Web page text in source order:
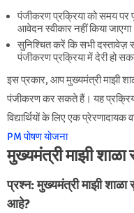
पंजीकरण प्रक्रिया को समय पर
आवेदन स्वीकार नहीं किया
सुनिश्चित करें कि सभी दस्तावेज़
पंजीकरण प्रक्रिया में देरी हो
इस प्रकार, आप मुख्यमंत्री माझी
पंजीकरण कर सकते हैं। यह
विद्यार्थियों के लिए एक
PM पोषण योजना
मुख्यमंत्री माझी
प्रश्न:मुख्यमंत्री माझी शाळा
आहे?